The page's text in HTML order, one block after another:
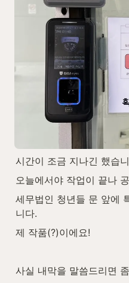
시간이 조금 지나긴 했습
오늘에서야 작업이 끝나
세무법인 청년들 문 앞에
니다.
제 작품(?)이에요!
사실 내막을 말씀드리면